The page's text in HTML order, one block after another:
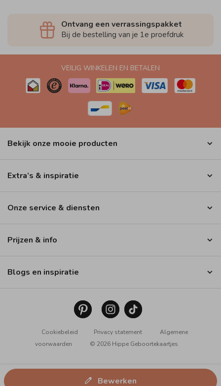
Bewerken
Ontvang een verrassingspakket
Bij de bestelling van je 1e proefdruk
VEILIG WINKELEN EN BETALEN
Bekijk onze mooie producten
Extra’s & inspiratie
Onze service & diensten
Prijzen & info
Blogs en inspiratie
Cookiebeleid Privacy statement
Algemene
voorwaarden
© 2026 Hippe Geboortekaartjes